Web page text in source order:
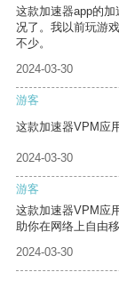
这款加速器app的
况了。我以前玩游
不少。
2024-03-30
游客
这款加速器VPM应
2024-03-30
游客
这款加速器VPM应
助你在网络上自由移
2024-03-30